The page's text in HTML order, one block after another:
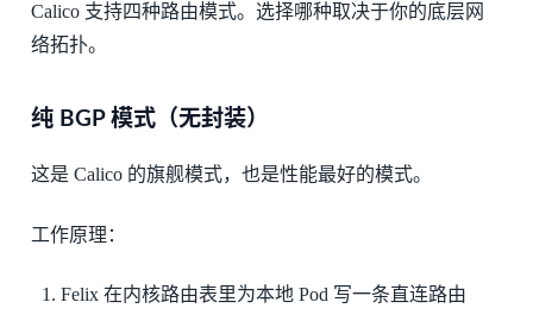
Calico 支持四种路由模式。选择哪种取决于你的底层网
络拓扑。
纯 BGP 模式（无封装）
这是 Calico 的旗舰模式，也是性能最好的模式。
工作原理：
Felix 在内核路由表里为本地 Pod 写一条直连路由